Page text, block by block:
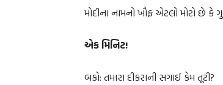
મોદીના નામનો ખૌફ એટલો મોટો છે કે
એક મિનિટ!
બકો: તમારા દીકરાની સગાઈ કેમ તૂટી?